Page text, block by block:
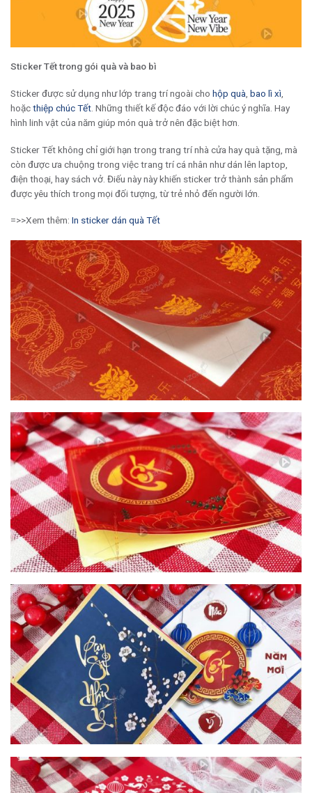
Sticker Tết trong gói quà và bao bì
Sticker được sử dụng như lớp trang trí ngoài cho hộp quà bao lì xì
hoặcthiệp chúc Tết . Những thiết kế độc đáo với lời chúc ý nghĩa. Hay
hình linh vật của năm giúp món quà trở nên đặc biệt hơn.
Sticker Tết không chỉ giới hạn trong trang trí nhà cửa hay quà tặng, mà
còn được ưa chuộng trong việc trang trí cá nhân như dán lên laptop,
điện thoại, hay sách vở. Điếu này này khiến sticker trở thành sản phẩm
được yêu thích trong mọi đối tượng, từ trẻ nhỏ đến người lớn.
=>>Xem thêm: In sticker dán quà Tết